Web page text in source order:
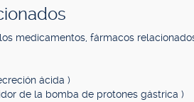
medicamentos, fármacos
ácida )
de la bomba de protones gástrica )